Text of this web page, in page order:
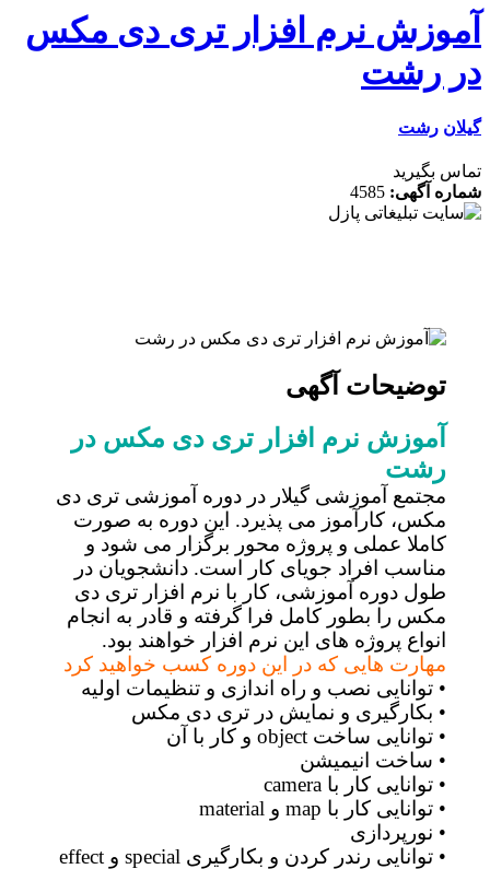
نرم افزار تری دی مکس
رشت
رشت
بگیرید
آگهی:4585
توضیحات آگهی
آموزش نرم افزار تری دی مکس در
رشت
مجتمع آموزشی گیلار در دوره آموزشی تری دی
مکس، کارآموز می پذیرد. این دوره به صورت
کاملا عملی و پروژه محور برگزار می شود و
مناسب افراد جویای کار است. دانشجویان در
طول دوره آموزشی، کار با نرم افزار تری دی
مکس را بطور کامل فرا گرفته و قادر به انجام
انواع پروژه های این نرم افزار خواهند بود.
مهارت هایی که در این دوره کسب خواهید کرد
• توانایی نصب و راه اندازی و تنظیمات اولیه
• بکارگیری و نمایش در تری دی مکس
• توانایی ساخت object و کار با آن
• ساخت انیمیشن
• توانایی کار با camera
• توانایی کار با map و material
• نورپردازی
• توانایی رندر کردن و بکارگیری special و effect